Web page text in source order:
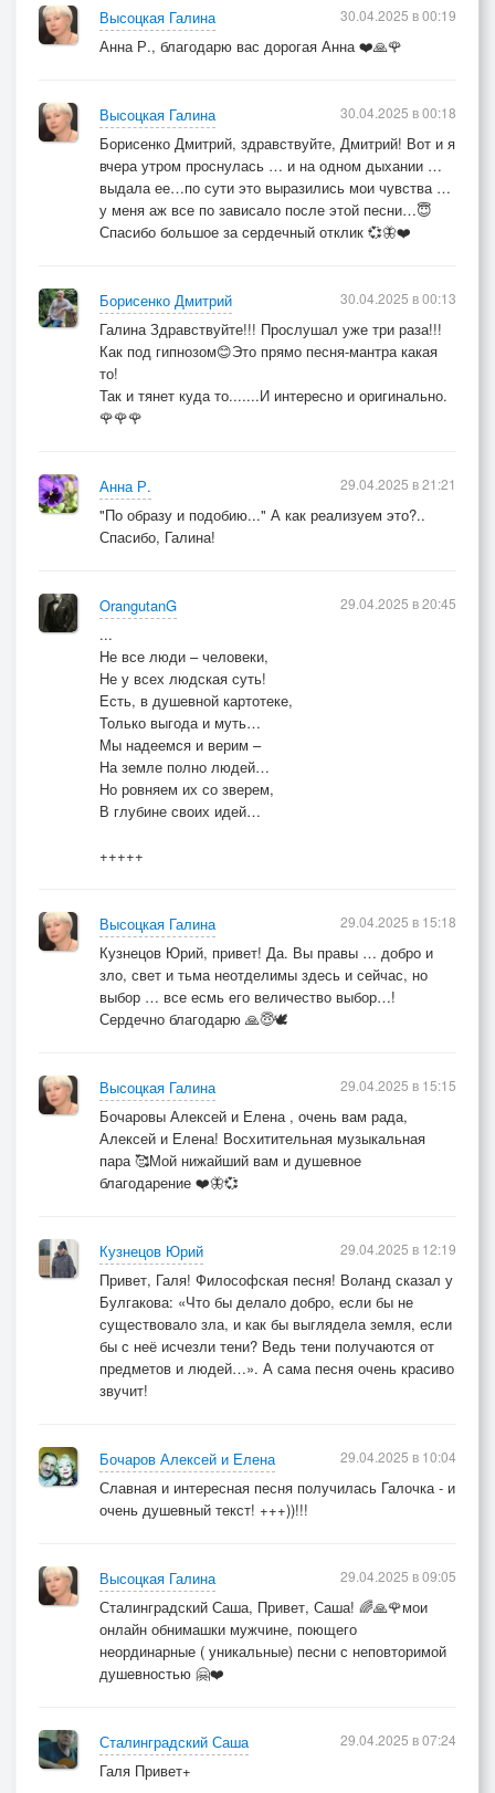
Высоцкая Галина
Анна Р., благодарю вас дорогая Анна ❤️🙏🌹
30.04.2025 в 00:19
Высоцкая Галина
Борисенко Дмитрий, здравствуйте, Дмитрий! Вот и я
вчера утром проснулась … и на одном дыхании …
выдала ее…по сути это выразились мои чувства …
у меня аж все по зависало после этой песни…😇
Спасибо большое за сердечный отклик 💞🦋❤️
30.04.2025 в 00:18
Борисенко Дмитрий
Галина Здравствуйте!!! Прослушал уже три раза!!!
Как под гипнозом😊Это прямо песня-мантра какая
то!
Так и тянет куда то.......И интересно и оригинально.
🌹🌹🌹
30.04.2025 в 00:13
Анна Р.
"По образу и подобию..." А как реализуем это?..
Спасибо, Галина!
29.04.2025 в 21:21
OrangutanG
...
Не все люди – человеки,
Не у всех людская суть!
Есть, в душевной картотеке,
Только выгода и муть…
Мы надеемся и верим –
На земле полно людей…
Но ровняем их со зверем,
В глубине своих идей…
+++++
29.04.2025 в 20:45
Высоцкая Галина
Кузнецов Юрий, привет! Да. Вы правы … добро и
зло, свет и тьма неотделимы здесь и сейчас, но
выбор … все есмь его величество выбор…!
Сердечно благодарю 🙏😇🕊️
29.04.2025 в 15:18
Высоцкая Галина
Бочаровы Алексей и Елена , очень вам рада,
Алексей и Елена! Восхитительная музыкальная
пара 🥰Мой нижайший вам и душевное
благодарение ❤️🦋💞
29.04.2025 в 15:15
Кузнецов Юрий
Привет, Галя! Философская песня! Воланд сказал у
Булгакова: «Что бы делало добро, если бы не
существовало зла, и как бы выглядела земля, если
бы с неё исчезли тени? Ведь тени получаются от
предметов и людей…». А сама песня очень красиво
звучит!
29.04.2025 в 12:19
Бочаров Алексей и Елена
Славная и интересная песня получилась Галочка - и
очень душевный текст! +++))!!!
29.04.2025 в 10:04
Высоцкая Галина
Сталинградский Саша, Привет, Саша! 🌈🙏🌹мои
онлайн обнимашки мужчине, поющего
неординарные ( уникальные) песни с неповторимой
душевностью 🤗❤️
29.04.2025 в 09:05
Сталинградский Саша
Галя Привет+
29.04.2025 в 07:24